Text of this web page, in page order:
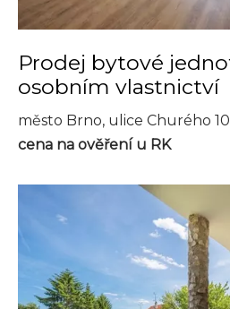
Prodej bytové
osobním vlastnictví
město Brno, ulice Churého 10
cena na ověření u RK